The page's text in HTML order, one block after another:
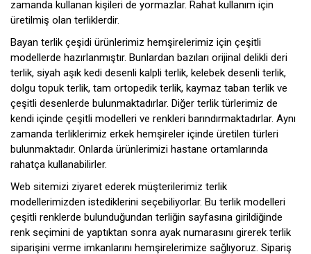
zamanda kullanan kişileri de yormazlar. Rahat kullanım için
üretilmiş olan terliklerdir.
Bayan terlik çeşidi ürünlerimiz hemşirelerimiz için çeşitli
modellerde hazırlanmıştır. Bunlardan bazıları orijinal delikli deri
terlik, siyah aşık kedi desenli kalpli terlik, kelebek desenli terlik,
dolgu topuk terlik, tam ortopedik terlik, kaymaz taban terlik ve
çeşitli desenlerde bulunmaktadırlar. Diğer terlik türlerimiz de
kendi içinde çeşitli modelleri ve renkleri barındırmaktadırlar. Aynı
zamanda terliklerimiz erkek hemşireler içinde üretilen türleri
bulunmaktadır. Onlarda ürünlerimizi hastane ortamlarında
rahatça kullanabilirler.
Web sitemizi ziyaret ederek müşterilerimiz terlik
modellerimizden istediklerini seçebiliyorlar. Bu terlik modelleri
çeşitli renklerde bulunduğundan terliğin sayfasına girildiğinde
renk seçimini de yaptıktan sonra ayak numarasını girerek terlik
siparişini verme imkanlarını hemşirelerimize sağlıyoruz. Sipariş